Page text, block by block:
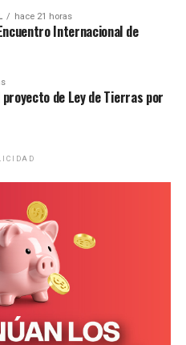
ubicada a 22 kilómetros de
la única forma de acceder
contratados de manera
hace 21 horas
Internacional de
de Ley de Tierras por